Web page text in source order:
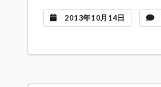
2013年10月14日